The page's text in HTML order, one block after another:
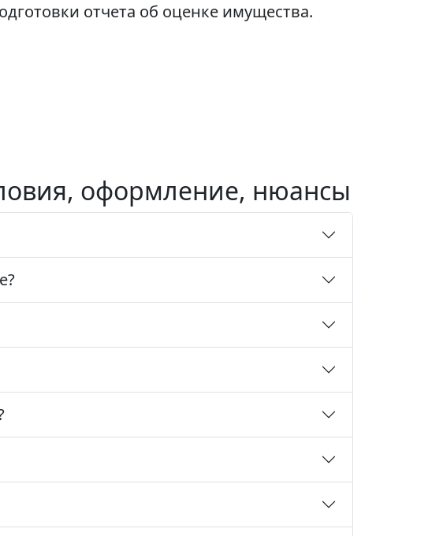
отчета об оценке имущества.
оформление, нюансы